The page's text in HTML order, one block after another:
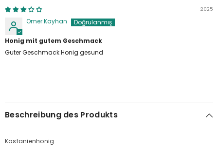
2025
Omer Kayhan
Honig mit gutem Geschmack
Guter Geschmack Honig gesund
Beschreibung des Produkts
Kastanienhonig